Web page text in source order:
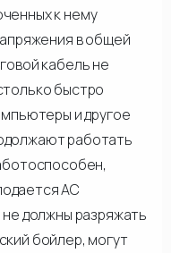
к нему
в общей
кабель не
быстро
и другое
работать
АС
должны разряжать
бойлер, могут